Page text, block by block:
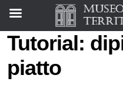
Tutorial:
piatto